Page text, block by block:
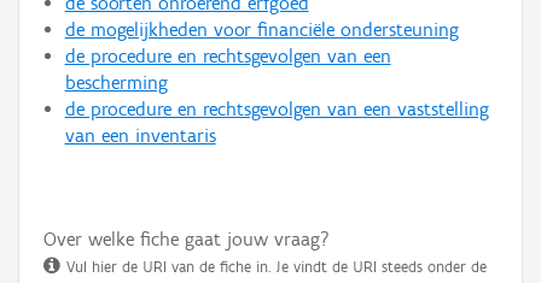
de mogelijkheden voor financiële ondersteuning
de procedure en rechtsgevolgen van een
bescherming
de procedure en rechtsgevolgen van een vaststelling
van een inventaris
Over welke fiche gaat jouw vraag?
Vul hier de URI van de fiche in. Je vindt de URI steeds onder de